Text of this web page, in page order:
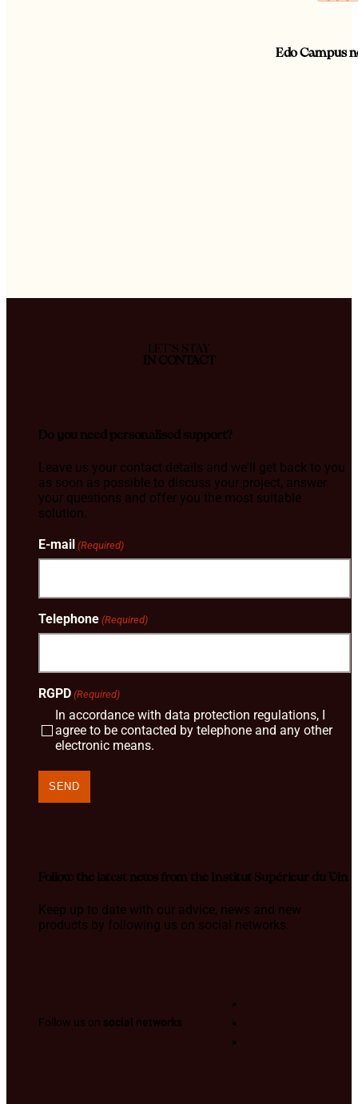
Edo Campus
LET'S STAY
IN CONTACT
Do you need personalised support?
Leave us your contact details and we'll get back to you
as soon as possible to discuss your project, answer
your questions and offer you the most suitable
solution.
E-mail (Required)
Telephone (Required)
RGPD (Required)
In accordance with data protection regulations, I
agree to be contacted by telephone and any other
electronic means.
Follow the latest news from the Institut Supérieur du Vin
Keep up to date with our advice, news and new
products by following us on social networks.
Follow us on social networks